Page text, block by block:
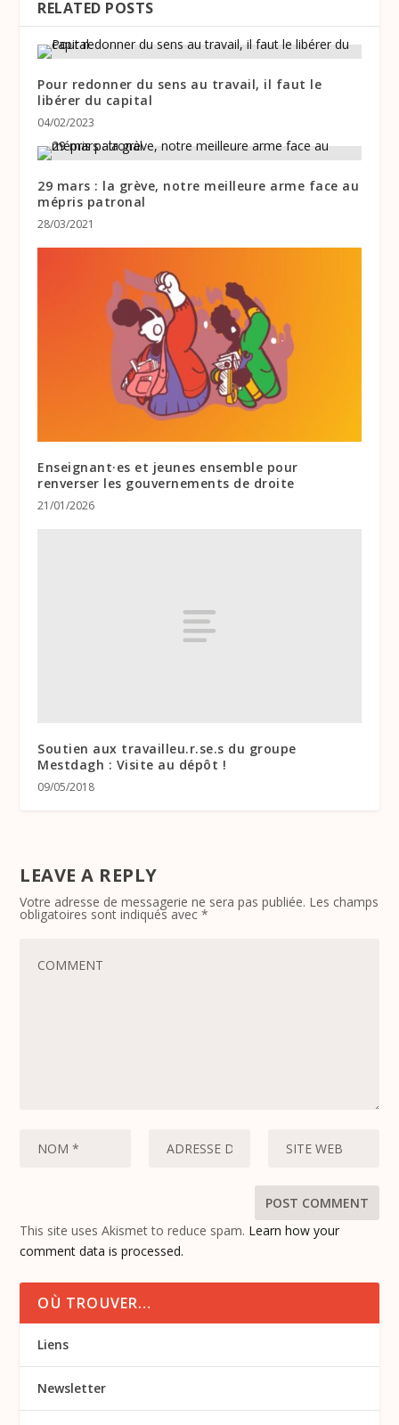
RELATED POSTS
Pour redonner du sens au travail, il faut le
libérer du capital
04/02/2023
29 mars : la grève, notre meilleure arme face au
mépris patronal
28/03/2021
Enseignant·es et jeunes ensemble pour
renverser les gouvernements de droite
21/01/2026
Soutien aux travailleu.r.se.s du groupe
Mestdagh : Visite au dépôt !
09/05/2018
LEAVE A REPLY
Votre adresse de messagerie ne sera pas publiée. Les champs
obligatoires sont indiqués avec*
This site uses Akismet to reduce spam. Learn how your
comment data is processed.
OÙ TROUVER…
Liens
Newsletter